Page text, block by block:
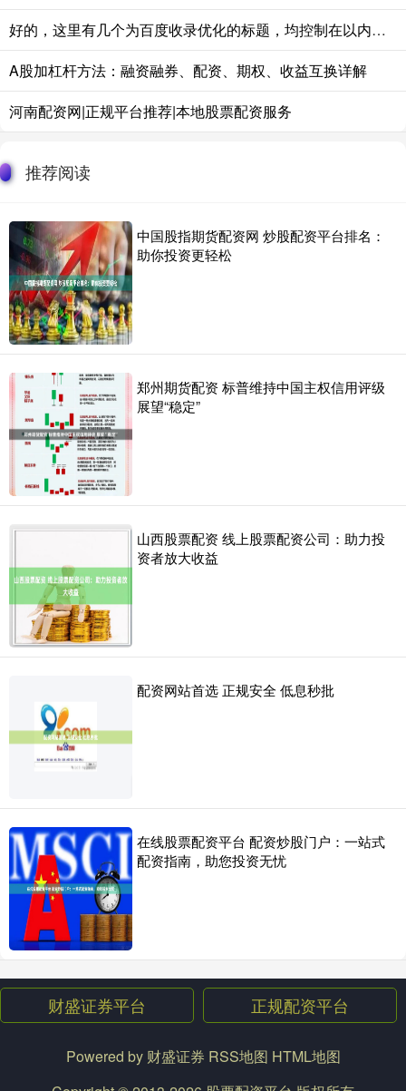
好的，这里有几个为百度收录优化的标题，均控制在以内，并包含核心关键词“在线股票交易平台”：
A股加杠杆方法：融资融券、配资、期权、收益互换详解
河南配资网|正规平台推荐|本地股票配资服务
推荐阅读
中国股指期货配资网 炒股配资平台排名：
助你投资更轻松
郑州期货配资 标普维持中国主权信用评级
展望“稳定”
山西股票配资 线上股票配资公司：助力投
资者放大收益
配资网站首选 正规安全 低息秒批
在线股票配资平台 配资炒股门户：一站式
配资指南，助您投资无忧
财盛证券平台 正规配资平台
Powered by 财盛证券 RSS地图 HTML地图